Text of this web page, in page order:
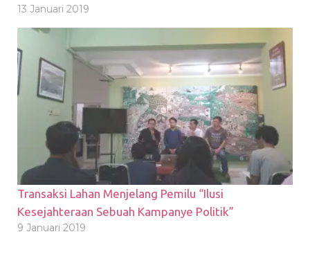
13 Januari 2019
Transaksi Lahan Menjelang Pemilu “Ilusi
Kesejahteraan Sebuah Kampanye Politik”
9 Januari 2019